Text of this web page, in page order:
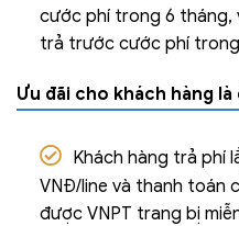
cước phí trong 6 tháng,
trả trước cước phí trong
Ưu đãi cho khách hàng
Khách hàng trả phí
VNĐ/line và thanh toán
được VNPT trang bị